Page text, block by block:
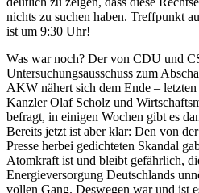
nichts zu suchen haben. Treffpunkt
ist um 9:30 Uhr!
Was war noch? Der von CDU und
Untersuchungsausschuss zum
AKW nähert sich dem Ende –
Kanzler Olaf Scholz und
befragt, in einigen Wochen gibt es
Bereits jetzt ist aber klar: Den von
Presse herbei gedichteten Skandal
Atomkraft ist und bleibt gefährlich,
Energieversorgung Deutschlands
vollen Gang. Deswegen war und ist